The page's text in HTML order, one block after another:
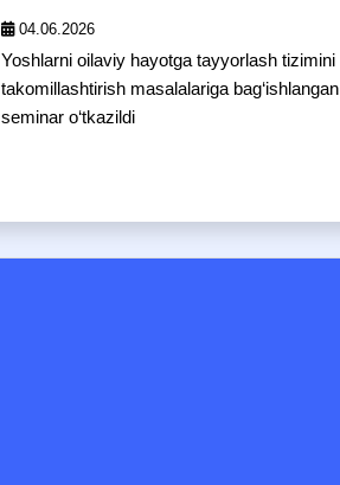
04.06.2026
Yoshlarni oilaviy hayotga tayyorlash tizimini
takomillashtirish masalalariga bag‘ishlangan
seminar o‘tkazildi